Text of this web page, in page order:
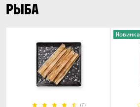
РЫБА
(7)
Новинка